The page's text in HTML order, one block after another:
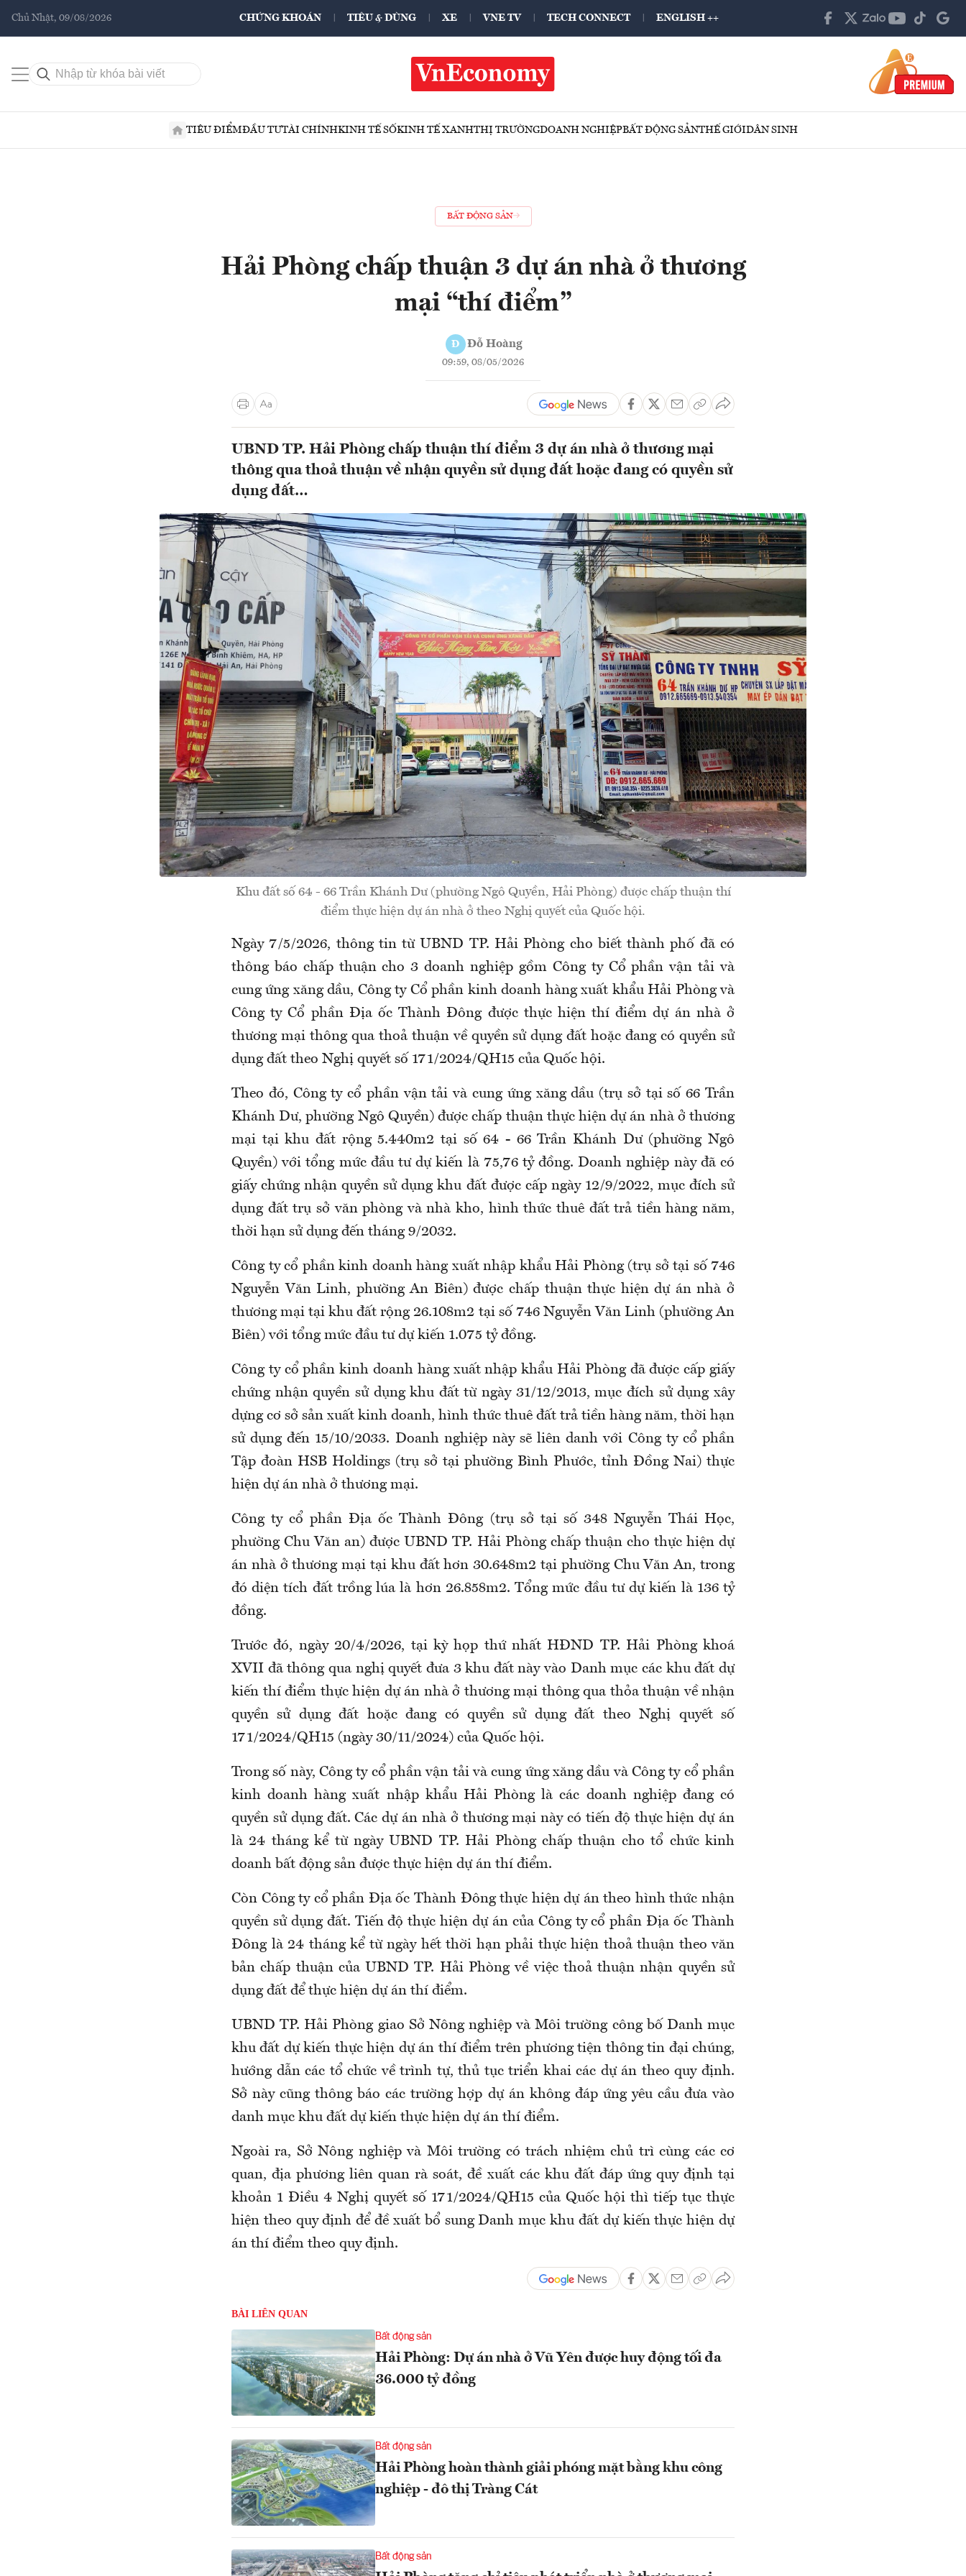
Chủ Nhật, 09/08/2026 CHỨNG KHOÁN TIÊU & DÙNG XE VNE TV TECH CONNECT ENGLISH ++
TIÊU ĐIỂMĐẦU TƯTÀI CHÍNHKINH TẾ SỐKINH TẾ XANHTHỊ TRƯỜNGDOANH NGHIỆPBẤT ĐỘNG SẢNTHẾ GIỚIDÂN SINH
BẤT ĐỘNG SẢN
Hải Phòng chấp thuận 3 dự án nhà ở thương
mại “thí điểm”
Đ Đỗ Hoàng
09:59, 08/05/2026
UBND TP. Hải Phòng chấp thuận thí điểm 3 dự án nhà ở thương mại
thông qua thoả thuận về nhận quyền sử dụng đất hoặc đang có quyền sử
dụng đất…
Khu đất số 64 - 66 Trần Khánh Dư (phường Ngô Quyền, Hải Phòng) được chấp thuận thí
điểm thực hiện dự án nhà ở theo Nghị quyết của Quốc hội.
Ngày 7/5/2026, thông tin từ UBND TP. Hải Phòng cho biết thành phố đã có
thông báo chấp thuận cho 3 doanh nghiệp gồm Công ty Cổ phần vận tải và
cung ứng xăng dầu, Công ty Cổ phần kinh doanh hàng xuất khẩu Hải Phòng và
Công ty Cổ phần Địa ốc Thành Đông được thực hiện thí điểm dự án nhà ở
thương mại thông qua thoả thuận về quyền sử dụng đất hoặc đang có quyền sử
dụng đất theo Nghị quyết số 171/2024/QH15 của Quốc hội.
Theo đó, Công ty cổ phần vận tải và cung ứng xăng dầu (trụ sở tại số 66 Trần
Khánh Dư, phường Ngô Quyền) được chấp thuận thực hiện dự án nhà ở thương
mại tại khu đất rộng 5.440m2 tại số 64 - 66 Trần Khánh Dư (phường Ngô
Quyền) với tổng mức đầu tư dự kiến là 75,76 tỷ đồng. Doanh nghiệp này đã có
giấy chứng nhận quyền sử dụng khu đất được cấp ngày 12/9/2022, mục đích sử
dụng đất trụ sở văn phòng và nhà kho, hình thức thuê đất trả tiền hàng năm,
thời hạn sử dụng đến tháng 9/2032.
Công ty cổ phần kinh doanh hàng xuất nhập khẩu Hải Phòng (trụ sở tại số 746
Nguyễn Văn Linh, phường An Biên) được chấp thuận thực hiện dự án nhà ở
thương mại tại khu đất rộng 26.108m2 tại số 746 Nguyễn Văn Linh (phường An
Biên) với tổng mức đầu tư dự kiến 1.075 tỷ đồng.
Công ty cổ phần kinh doanh hàng xuất nhập khẩu Hải Phòng đã được cấp giấy
chứng nhận quyền sử dụng khu đất từ ngày 31/12/2013, mục đích sử dụng xây
dựng cơ sở sản xuất kinh doanh, hình thức thuê đất trả tiền hàng năm, thời hạn
sử dụng đến 15/10/2033. Doanh nghiệp này sẽ liên danh với Công ty cổ phần
Tập đoàn HSB Holdings (trụ sở tại phường Bình Phước, tỉnh Đồng Nai) thực
hiện dự án nhà ở thương mại.
Công ty cổ phần Địa ốc Thành Đông (trụ sở tại số 348 Nguyễn Thái Học,
phường Chu Văn an) được UBND TP. Hải Phòng chấp thuận cho thực hiện dự
án nhà ở thương mại tại khu đất hơn 30.648m2 tại phường Chu Văn An, trong
đó diện tích đất trồng lúa là hơn 26.858m2. Tổng mức đầu tư dự kiến là 136 tỷ
đồng.
Trước đó, ngày 20/4/2026, tại kỳ họp thứ nhất HĐND TP. Hải Phòng khoá
XVII đã thông qua nghị quyết đưa 3 khu đất này vào Danh mục các khu đất dự
kiến thí điểm thực hiện dự án nhà ở thương mại thông qua thỏa thuận về nhận
quyền sử dụng đất hoặc đang có quyền sử dụng đất theo Nghị quyết số
171/2024/QH15 (ngày 30/11/2024) của Quốc hội.
Trong số này, Công ty cổ phần vận tải và cung ứng xăng dầu và Công ty cổ phần
kinh doanh hàng xuất nhập khẩu Hải Phòng là các doanh nghiệp đang có
quyền sử dụng đất. Các dự án nhà ở thương mại này có tiến độ thực hiện dự án
là 24 tháng kể từ ngày UBND TP. Hải Phòng chấp thuận cho tổ chức kinh
doanh bất động sản được thực hiện dự án thí điểm.
Còn Công ty cổ phần Địa ốc Thành Đông thực hiện dự án theo hình thức nhận
quyền sử dụng đất. Tiến độ thực hiện dự án của Công ty cổ phần Địa ốc Thành
Đông là 24 tháng kể từ ngày hết thời hạn phải thực hiện thoả thuận theo văn
bản chấp thuận của UBND TP. Hải Phòng về việc thoả thuận nhận quyền sử
dụng đất để thực hiện dự án thí điểm.
UBND TP. Hải Phòng giao Sở Nông nghiệp và Môi trường công bố Danh mục
khu đất dự kiến thực hiện dự án thí điểm trên phương tiện thông tin đại chúng,
hướng dẫn các tổ chức về trình tự, thủ tục triển khai các dự án theo quy định.
Sở này cũng thông báo các trường hợp dự án không đáp ứng yêu cầu đưa vào
danh mục khu đất dự kiến thực hiện dự án thí điểm.
Ngoài ra, Sở Nông nghiệp và Môi trường có trách nhiệm chủ trì cùng các cơ
quan, địa phương liên quan rà soát, đề xuất các khu đất đáp ứng quy định tại
khoản 1 Điều 4 Nghị quyết số 171/2024/QH15 của Quốc hội thì tiếp tục thực
hiện theo quy định để đề xuất bổ sung Danh mục khu đất dự kiến thực hiện dự
án thí điểm theo quy định.
BÀI LIÊN QUAN
Bất động sản
Hải Phòng: Dự án nhà ở Vũ Yên được huy động tối đa
36.000 tỷ đồng
Bất động sản
Hải Phòng hoàn thành giải phóng mặt bằng khu công
nghiệp - đô thị Tràng Cát
Bất động sản